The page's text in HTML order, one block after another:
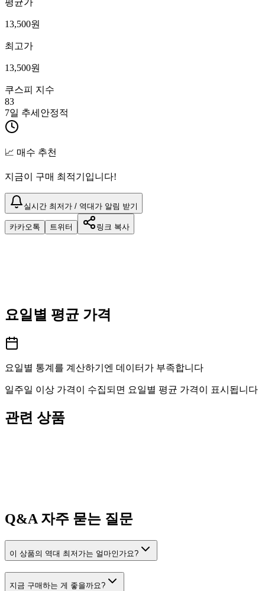
13,500원
최고가
13,500원
쿠스피 지수
83
7일 추세 안정적
📈 매수 추천
지금이 구매 최적기입니다!
실시간 최저가 / 역대가 알림 받기
카카오톡 트위터 링크 복사
요일별 평균 가격
요일별 통계를 계산하기엔 데이터가 부족합니다
일주일 이상 가격이 수집되면 요일별 평균 가격이 표시됩니다
관련 상품
Q&A자주 묻는 질문
이 상품의 역대 최저가는 얼마인가요?
지금 구매하는 게 좋을까요?